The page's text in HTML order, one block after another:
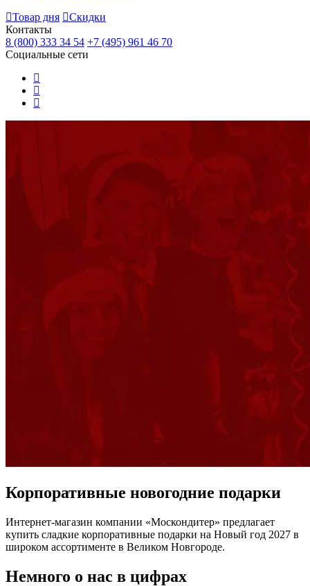
Товар дня
Скидки
Контакты
8 (800) 333 34 54 +7 (495) 961 46 70
Социальные сети
Корпоративные новогодние подарки
Интернет-магазин компании «Москондитер» предлагает
купить сладкие корпоративные подарки на Новый год 2027 в
широком ассортименте в Великом Новгороде.
Немного о нас в цифрах